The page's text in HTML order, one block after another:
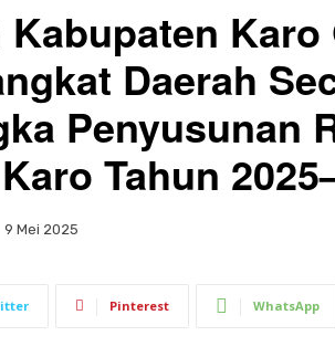
Karo
Daerah
Penyusunan
Tahun
9 Mei 2025
Pinterest WhatsApp